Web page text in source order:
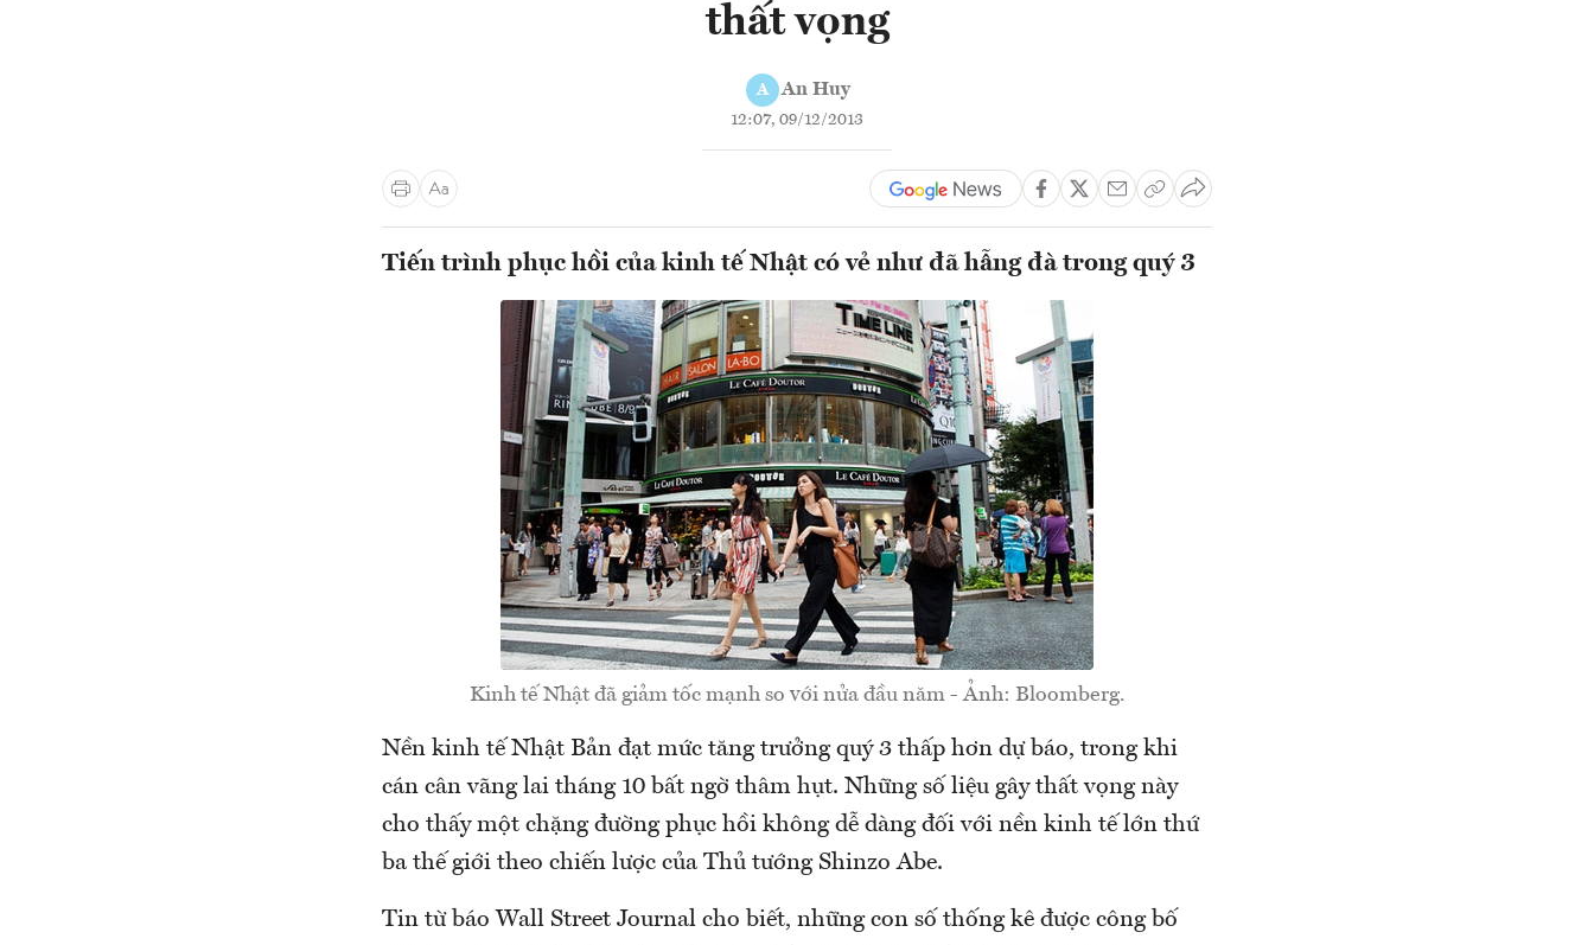
thất vọng
A An Huy
12:07, 09/12/2013
Tiến trình phục hồi của kinh tế Nhật có vẻ như đã hẫng đà trong quý 3
Kinh tế Nhật đã giảm tốc mạnh so với nửa đầu năm - Ảnh: Bloomberg.
Nền kinh tế Nhật Bản đạt mức tăng trưởng quý 3 thấp hơn dự báo, trong khi
cán cân vãng lai tháng 10 bất ngờ thâm hụt. Những số liệu gây thất vọng này
cho thấy một chặng đường phục hồi không dễ dàng đối với nền kinh tế lớn thứ
ba thế giới theo chiến lược của Thủ tướng Shinzo Abe.
Tin từ báo Wall Street Journal cho biết, những con số thống kê được công bố